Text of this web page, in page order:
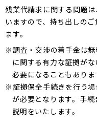
残業代請求に関する問題
いますので、持ち出しの
ます。
※調査・交渉の着手金は
に関する有力な証拠が
必要になることもありま
※証拠保全手続きを行う場
が必要となります。手
説明をいたします。